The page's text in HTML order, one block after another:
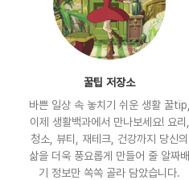
꿀팁 저장소
바쁜 일상 속 놓치기 쉬운 생활 꿀tip,
이제 생활백과에서 만나보세요! 요리,
청소, 뷰티, 재테크, 건강까지 당신의
삶을 더욱 풍요롭게 만들어 줄 알짜배
기 정보만 쏙쏙 골라 담았습니다.